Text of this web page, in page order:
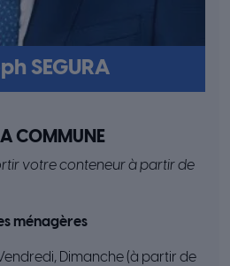
SEGURA
COMMUNE
votre conteneur à partir de
ménagères
Dimanche (à partir de